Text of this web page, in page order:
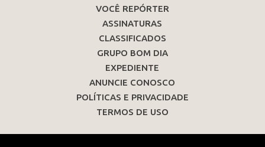
VOCÊ REPÓRTER
ASSINATURAS
CLASSIFICADOS
GRUPO BOM DIA
EXPEDIENTE
ANUNCIE CONOSCO
POLÍTICAS E PRIVACIDADE
TERMOS DE USO